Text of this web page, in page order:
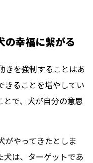
の幸福に繋がる
きを強制することはあ
きることを増やしてい
とで、犬が自分の意思
がやってきたとしま
犬は、ターゲットであ